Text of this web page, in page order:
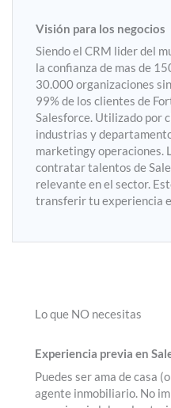
Visión para los negocios
Siendo el CRM lider del
la confianza de mas de
30.000 organizaciones
99% de los clientes de
Salesforce. Utilizado por
industrias y
marketingy operaciones.
contratar talentos de
relevante en el sector.
transferir tu experiencia
Lo que NO necesitas
Experiencia previa en
Puedes ser ama de casa
agente inmobiliario. No